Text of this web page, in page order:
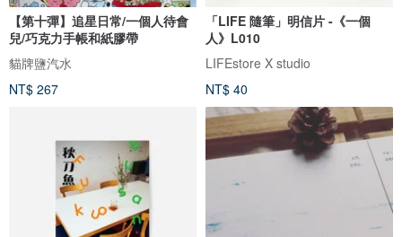
【第十彈】追星日常/一個人待會
兒/巧克力手帳和紙膠帶
貓牌鹽汽水
NT$ 267
「LIFE 隨筆」明信片 -《一個
人》L010
LIFEstore X studio
NT$ 40